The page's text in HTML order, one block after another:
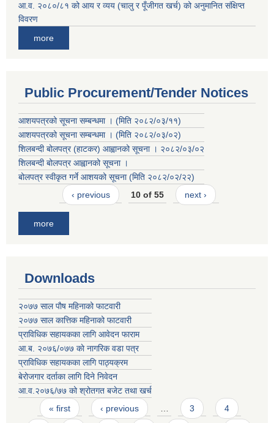
आ.व. २०८०/८१ को आय र व्यय (चालु र पूँजीगत खर्च) को अनुमानित संक्षिप्त
विवरण
more
Public Procurement/Tender Notices
आशयपत्रको सूचना सम्बन्धमा । (मिति २०८२/०३/११)
आशयपत्रको सूचना सम्बन्धमा । (मिति २०८२/०३/०२)
शिलबन्दी बोलपत्र (हाटकर) आह्वानको सूचना । २०८२/०३/०२
शिलबन्दी बोलपत्र आह्वानको सूचना ।
बोलपत्र स्वीकृत गर्ने आशयको सूचना (मिति २०८२/०२/२२)
‹ previous
10 of 55 next ›
more
Downloads
२०७७ साल पाैष महिनाको फाटवारी
२०७७ साल कात्तिक महिनाको फाटवारी
प्राविधिक सहायकका लागि आवेदन फाराम
आ.ब. २०७६/०७७ काे नागरिक वडा पत्र
प्राविधिक सहायकका लागि पाठ्यक्रम
बेरोजगार दर्ताका लागि दिने निवेदन
आ.व.२०७६/७७ को श्रोतगत बजेट तथा खर्च
Pages
« first ‹ previous 3 4